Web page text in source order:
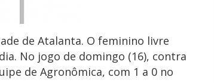
de Atalanta. O feminino livre
No jogo de domingo (16), contra
de Agronômica, com 1 a 0 no